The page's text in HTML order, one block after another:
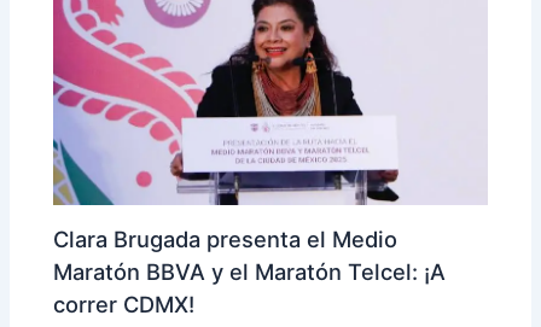
Clara Brugada presenta el Medio
Maratón BBVA y el Maratón Telcel: ¡A
correr CDMX!